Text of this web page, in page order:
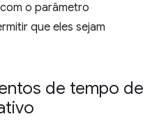
o parâmetro
que eles sejam
de tempo de